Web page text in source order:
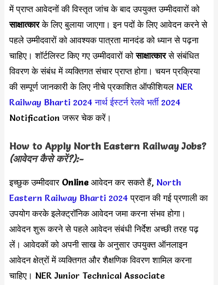
में प्राप्त आवेदनों की विस्तृत जांच के बाद उपयुक्त उम्मीदवारों को
साक्षात्कारके लिए बुलाया जाएगा। इन पदों के लिए आवेदन करने से
पहले उम्मीदवारों को आवश्यक पात्रता मानदंड को ध्यान से पढ़ना
चाहिए। शॉर्टलिस्ट किए गए उम्मीदवारों कोसाक्षात्कारसे संबंधित
विवरण के संबंध में व्यक्तिगत संचार प्राप्त होगा। चयन प्रक्रिया
की सम्पूर्ण जानकारी के लिए नीचे प्रकाशित ऑफीशियल NER
Railway Bharti 2024 नार्थ ईस्टर्न रेलवे भर्ती 2024
Notification जरूर चेक करें।
How to Apply North Eastern Railway Jobs?
(आवेदन कैसे करें?):-
इच्छुक उम्मीदवार Online आवेदन कर सकते हैं, North
Eastern Railway Bharti 2024 प्रदान की गई प्रणाली का
उपयोग करके इलेक्ट्रॉनिक आवेदन जमा करना संभव होगा।
आवेदन शुरू करने से पहले आवेदन संबंधी निर्देश अच्छी तरह पढ़
लें। आवेदकों को अपनी साख के अनुसार उपयुक्त ऑनलाइन
आवेदन क्षेत्रों में व्यक्तिगत और शैक्षणिक विवरण शामिल करना
चाहिए। NER Junior Technical Associate